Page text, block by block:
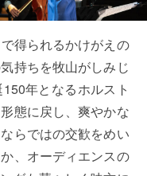
得られるかけがえの
持ちを牧山がしみじ
年となるホルスト
態に戻し、爽やかな
らではの交歓をめい
、オーディエンスの